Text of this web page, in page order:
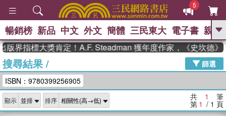
5
GO
高希均教授回憶錄
、 The Odyssey 、 父親節 、 花開錦
李登輝時代 、 數學女孩：黎曼猜想
、
如果歷史是一
群喵 、 臺灣漫遊錄
暢銷榜 新品 中文 外文 簡體 三民東大 電子書 親子
版界指標大獎肯定！A.F. Steadman 獲年度作家，《史坎德》
搜尋結果/
篩選
ISBN：9780399256905
顯示 排序 共 1 筆
第 1 / 1 頁